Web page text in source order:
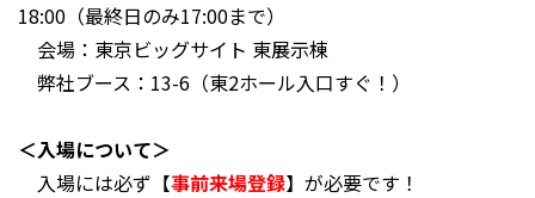
18:00（最終日のみ17:00まで）
会場：東京ビッグサイト 東展示棟
弊社ブース：13-6（東2ホール入口すぐ！）
＜入場について＞
入場には必ず【事前来場登録】が必要です！